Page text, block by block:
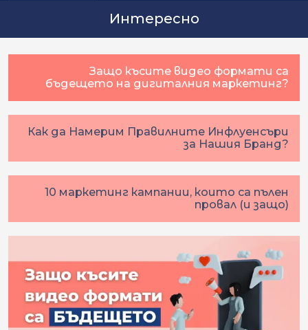
Интересно
Защо късите видео формати са
бъдещето на дигиталния маркетинг?
Как да Намерим Правилните Инфлуенсъри
за Нашия Бранд?
10 маркетинг кампании, които са пълен
провал (и защо)